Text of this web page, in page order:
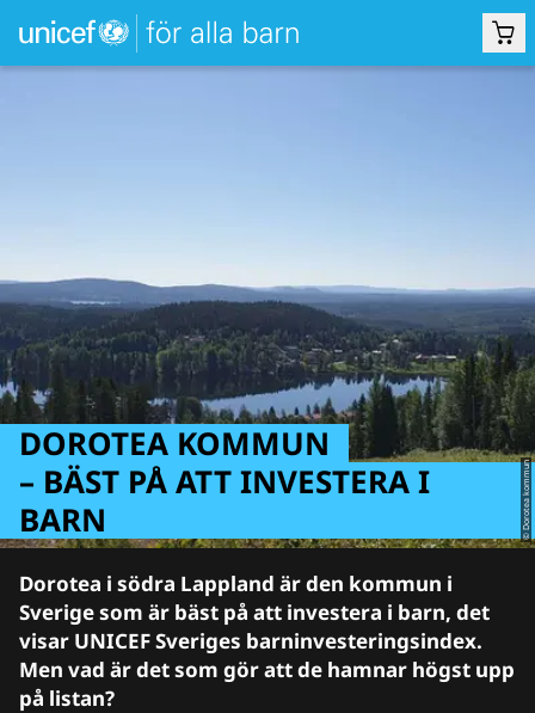
© Dorotea kommun
DOROTEA KOMMUN
– BÄST PÅ ATT INVESTERA I
BARN
Dorotea i södra Lappland är den kommun i
Sverige som är bäst på att investera i barn, det
visar UNICEF Sveriges barninvesteringsindex.
Men vad är det som gör att de hamnar högst upp
på listan?